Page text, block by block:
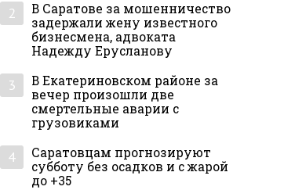
2
В Саратове за мошенничество
задержали жену известного
бизнесмена, адвоката
Надежду Ерусланову
3
В Екатериновском районе за
вечер произошли две
смертельные аварии с
грузовиками
4
Саратовцам прогнозируют
субботу без осадков и с жарой
до +35